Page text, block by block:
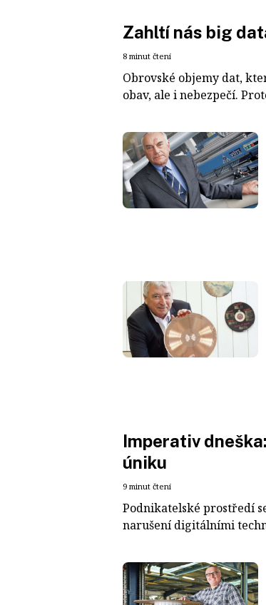
Zahltí nás big
8 minut čtení
Obrovské objemy dat,
obav, ale i nebezpečí.
Imperativ
úniku
9 minut čtení
Podnikatelské prostředí
narušení digitálními